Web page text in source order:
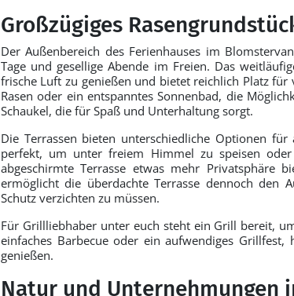
Großzügiges
Der Außenbereich des Ferienhauses im
Tage und gesellige Abende im Freien. Das
frische Luft zu genießen und bietet reichlich Platz
Rasen oder ein entspanntes Sonnenbad, die
Schaukel, die für Spaß und Unterhaltung sorgt.
Die Terrassen bieten unterschiedliche Optionen
perfekt, um unter freiem Himmel zu speisen
abgeschirmte Terrasse etwas mehr Privatsphäre
ermöglicht die überdachte Terrasse dennoch
Schutz verzichten zu müssen.
Für Grillliebhaber unter euch steht ein Grill bereit,
einfaches Barbecue oder ein aufwendiges
genießen.
Natur und Unternehmungen